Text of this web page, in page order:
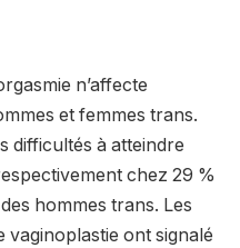
n’affecte
et femmes trans.
difficultés à atteindre
chez 29 %
hommes trans. Les
vaginoplastie ont signalé